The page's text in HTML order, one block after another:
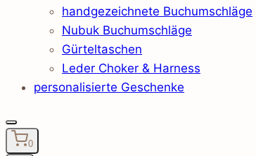
handgezeichnete Buchumschläge
Nubuk Buchumschläge
Gürteltaschen
Leder Choker & Harness
personalisierte Geschenke
0